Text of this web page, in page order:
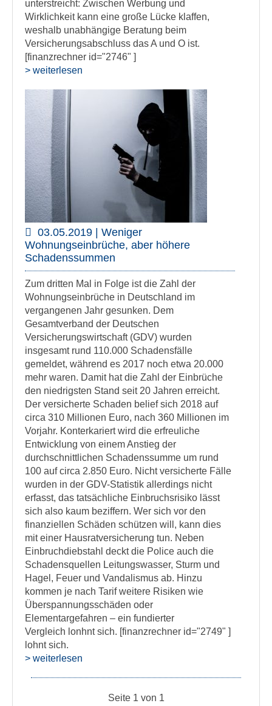
unterstreicht: Zwischen Werbung und
Wirklichkeit kann eine große Lücke klaffen,
weshalb unabhängige Beratung beim
Versicherungsabschluss das A und O ist.
[finanzrechner id="2746" ]
> weiterlesen
03.05.2019 | Weniger
Wohnungseinbrüche, aber höhere
Schadenssummen
Zum dritten Mal in Folge ist die Zahl der
Wohnungseinbrüche in Deutschland im
vergangenen Jahr gesunken. Dem
Gesamtverband der Deutschen
Versicherungswirtschaft (GDV) wurden
insgesamt rund 110.000 Schadensfälle
gemeldet, während es 2017 noch etwa 20.000
mehr waren. Damit hat die Zahl der Einbrüche
den niedrigsten Stand seit 20 Jahren erreicht.
Der versicherte Schaden belief sich 2018 auf
circa 310 Millionen Euro, nach 360 Millionen im
Vorjahr. Konterkariert wird die erfreuliche
Entwicklung von einem Anstieg der
durchschnittlichen Schadenssumme um rund
100 auf circa 2.850 Euro. Nicht versicherte Fälle
wurden in der GDV-Statistik allerdings nicht
erfasst, das tatsächliche Einbruchsrisiko lässt
sich also kaum beziffern. Wer sich vor den
finanziellen Schäden schützen will, kann dies
mit einer Hausratversicherung tun. Neben
Einbruchdiebstahl deckt die Police auch die
Schadensquellen Leitungswasser, Sturm und
Hagel, Feuer und Vandalismus ab. Hinzu
kommen je nach Tarif weitere Risiken wie
Überspannungsschäden oder
Elementargefahren – ein fundierter
Vergleich lonhnt sich. [finanzrechner id="2749" ]
lohnt sich.
> weiterlesen
Seite 1 von 1